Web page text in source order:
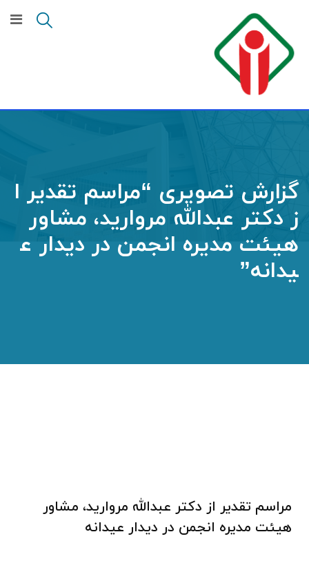
گزارش تصویری “مراسم تقدیر ا
ز دکتر عبدالله مروارید، مشاور
هیئت مدیره انجمن در دیدار ع
یدانه”
مراسم تقدیر از دکتر عبدالله مروارید، مشاور
هیئت مدیره انجمن در دیدار عیدانه